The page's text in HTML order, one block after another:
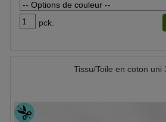
pck.
Tissu/Toile en coton uni